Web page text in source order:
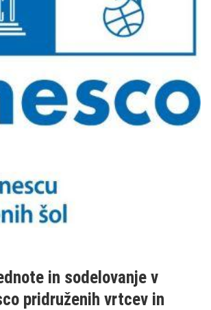
in sodelovanje v
pridruženih vrtcev in